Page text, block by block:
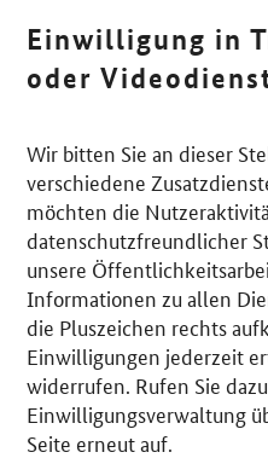
Einwilligung in
oder
Wir bitten Sie an dieser
verschiedene
möchten die
datenschutzfreundlicher
unsere
Informationen zu allen
die Pluszeichen rechts
Einwilligungen jederzeit
widerrufen. Rufen Sie
Einwilligungsverwaltung
Seite erneut auf.